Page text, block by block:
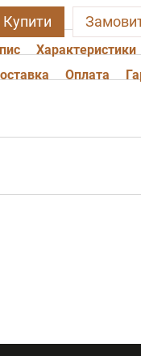
Купити
Характеристики
Оплата